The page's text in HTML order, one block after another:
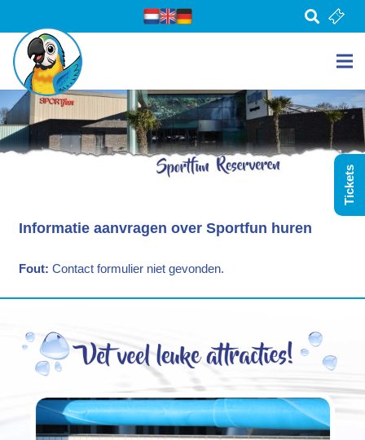
Informatie aanvragen over Sportfun huren
Fout: Contact formulier niet gevonden.
Tickets